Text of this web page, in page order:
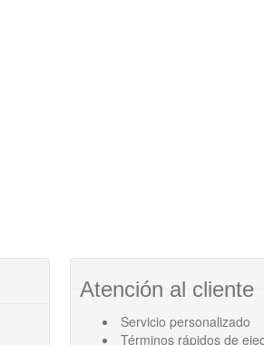
Atención al cliente
Servicio personalizado
Términos rápidos de